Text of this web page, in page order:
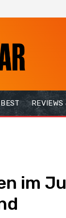
REVIEWS
im